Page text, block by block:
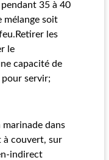
35 à 40
mélange soit
les
le
capacité de
servir;
dans
à couvert, sur
indirect